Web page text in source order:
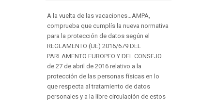
A la vuelta de las vacaciones…AMPA,
comprueba que cumplís la nueva normativa
para la protección de datos según el
REGLAMENTO (UE) 2016/679 DEL
PARLAMENTO EUROPEO Y DEL CONSEJO
de 27 de abril de 2016 relativo a la
protección de las personas físicas en lo
que respecta al tratamiento de datos
personales y a la libre circulación de estos